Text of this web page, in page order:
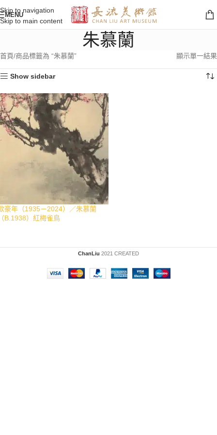
Skip to navigation
Skip to main content
MENU
朱慕蘭
首頁 商品標籤為 “朱慕蘭” 顯示單一結果
Show sidebar
豪年（1935－2024）／朱慕蘭
B.1938）紅梅雀鳥
ChanLiu 2021 CREATED